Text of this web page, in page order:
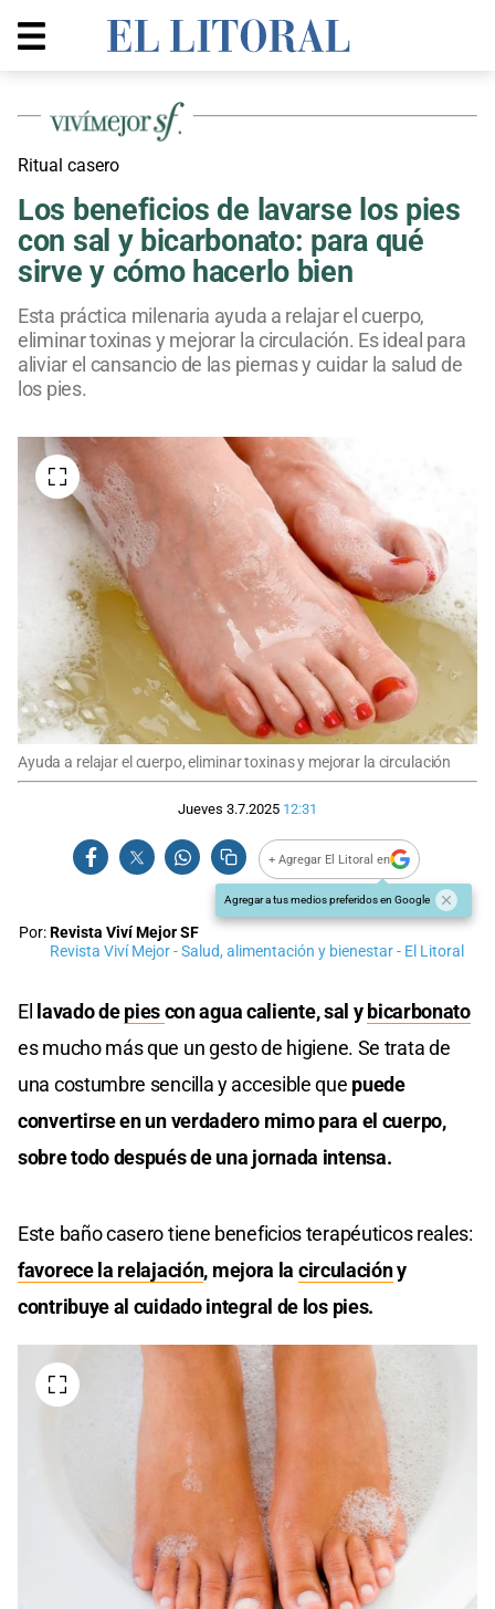
Ritual casero
Los beneficios de lavarse los pies
con sal y bicarbonato: para qué
sirve y cómo hacerlo bien
Esta práctica milenaria ayuda a relajar el cuerpo,
eliminar toxinas y mejorar la circulación. Es ideal para
aliviar el cansancio de las piernas y cuidar la salud de
los pies.
Ayuda a relajar el cuerpo, eliminar toxinas y mejorar la circulación
Jueves 3.7.2025 12:31
+ Agregar El Litoral en
Agregar a tus medios preferidos en Google
Por:Revista Viví Mejor SF
Revista Viví Mejor - Salud, alimentación y bienestar - El Litoral
El lavado depiescon agua caliente, sal y bicarbonato
es mucho más que un gesto de higiene. Se trata de
una costumbre sencilla y accesible que puede
convertirse en un verdadero mimo para el cuerpo,
sobre todo después de una jornada intensa.
Este baño casero tiene beneficios terapéuticos reales:
favorece la relajación, mejora la circulacióny
contribuye al cuidado integral de los pies.